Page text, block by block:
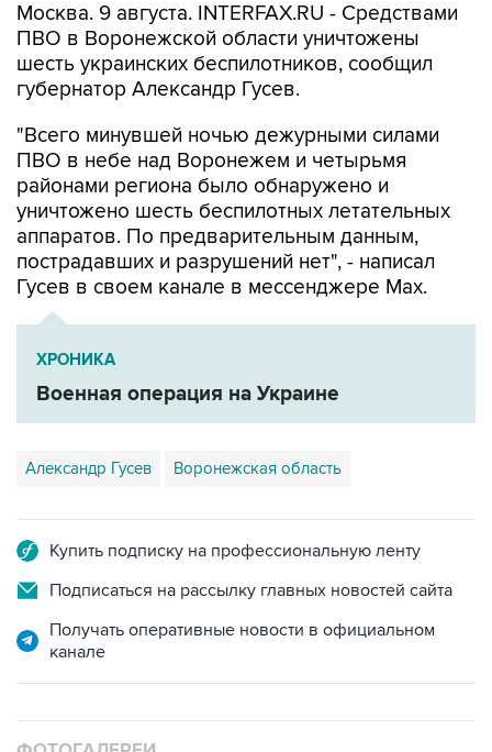
Москва. 9 августа. INTERFAX.RU - Средствами
ПВО в Воронежской области уничтожены
шесть украинских беспилотников, сообщил
губернатор Александр Гусев.
"Всего минувшей ночью дежурными силами
ПВО в небе над Воронежем и четырьмя
районами региона было обнаружено и
уничтожено шесть беспилотных летательных
аппаратов. По предварительным данным,
пострадавших и разрушений нет", - написал
Гусев в своем канале в мессенджере Max.
ХРОНИКА
Военная операция на Украине
Александр Гусев Воронежская область
Купить подписку на профессиональную ленту
Подписаться на рассылку главных новостей сайта
Получать оперативные новости в официальном
канале